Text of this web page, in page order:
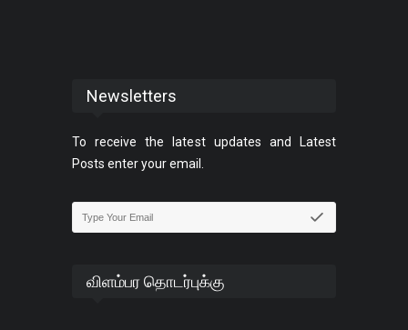
Newsletters
To receive the latest updates and Latest
Posts enter your email.
விளம்பர தொடர்புக்கு